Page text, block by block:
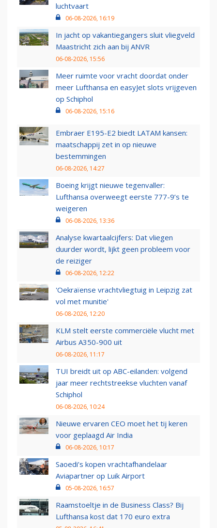
luchtvaart
06-08-2026, 16:19
In jacht op vakantiegangers sluit vliegveld
Maastricht zich aan bij ANVR
06-08-2026, 15:56
Meer ruimte voor vracht doordat onder
meer Lufthansa en easyJet slots vrijgeven
op Schiphol
06-08-2026, 15:16
Embraer E195-E2 biedt LATAM kansen:
maatschappij zet in op nieuwe
bestemmingen
06-08-2026, 14:27
Boeing krijgt nieuwe tegenvaller:
Lufthansa overweegt eerste 777-9’s te
weigeren
06-08-2026, 13:36
Analyse kwartaalcijfers: Dat vliegen
duurder wordt, lijkt geen probleem voor
de reiziger
06-08-2026, 12:22
'Oekraïense vrachtvliegtuig in Leipzig zat
vol met munitie'
06-08-2026, 12:20
KLM stelt eerste commerciële vlucht met
Airbus A350-900 uit
06-08-2026, 11:17
TUI breidt uit op ABC-eilanden: volgend
jaar meer rechtstreekse vluchten vanaf
Schiphol
06-08-2026, 10:24
Nieuwe ervaren CEO moet het tij keren
voor geplaagd Air India
06-08-2026, 10:17
Saoedi’s kopen vrachtafhandelaar
Aviapartner op Luik Airport
05-08-2026, 16:57
Raamstoeltje in de Business Class? Bij
Lufthansa kost dat 170 euro extra